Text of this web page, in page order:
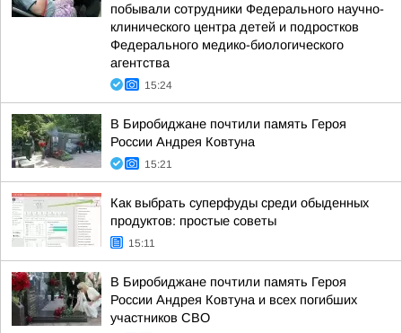
побывали сотрудники Федерального научно-
клинического центра детей и подростков
Федерального медико-биологического
агентства
15:24
В Биробиджане почтили память Героя
России Андрея Ковтуна
15:21
Как выбрать суперфуды среди обыденных
продуктов: простые советы
15:11
В Биробиджане почтили память Героя
России Андрея Ковтуна и всех погибших
участников СВО